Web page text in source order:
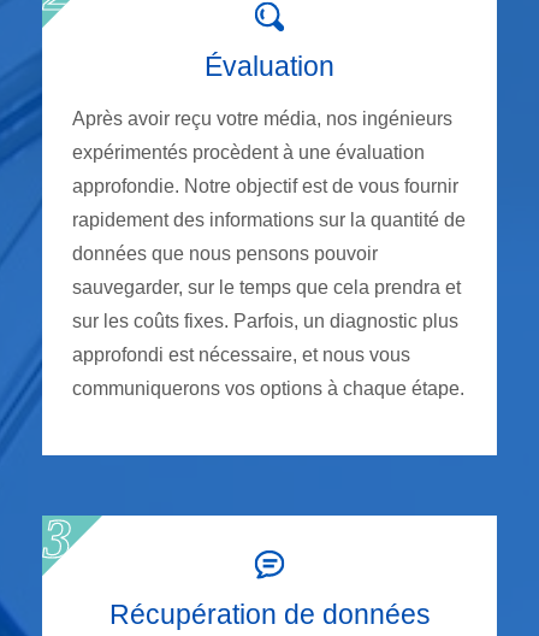
Évaluation
Après avoir reçu votre média, nos ingénieurs
expérimentés procèdent à une évaluation
approfondie. Notre objectif est de vous fournir
rapidement des informations sur la quantité de
données que nous pensons pouvoir
sauvegarder, sur le temps que cela prendra et
sur les coûts fixes. Parfois, un diagnostic plus
approfondi est nécessaire, et nous vous
communiquerons vos options à chaque étape.
Récupération de données